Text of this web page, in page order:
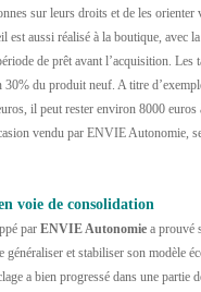
sur leurs droits et de les orienter
est aussi réalisé à la boutique, avec
de prêt avant l’acquisition. Les
30% du produit neuf. A titre
il peut rester environ 8000 euros
vendu par ENVIE Autonomie,
voie de consolidation
par ENVIE Autonomie a prouvé
généraliser et stabiliser son modèle
a bien progressé dans une partie